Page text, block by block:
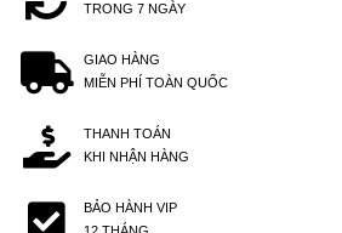
TRONG 7 NGÀY
GIAO HÀNG
MIỄN PHÍ TOÀN QUỐC
THANH TOÁN
KHI NHẬN HÀNG
BẢO HÀNH VIP